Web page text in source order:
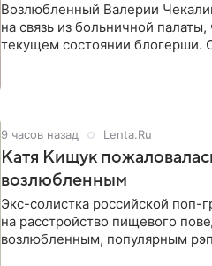
Возлюбленный Валерии
на связь из больничной
текущем состоянии блогерши.
9 часов назад Lenta.Ru
Катя Кищук
возлюбленным
Экс-солистка российской
на расстройство пищевого
возлюбленным, популярным